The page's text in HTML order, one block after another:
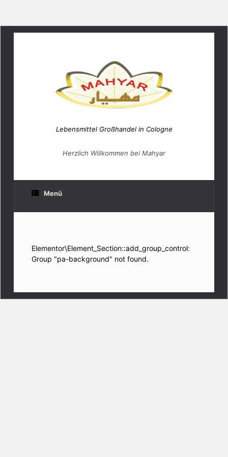
Lebensmittel Großhandel in Cologne
Herzlich Willkommen bei Mahyar
Menü
Elementor\Element_Section::add_group_control:
Group "pa-background" not found.